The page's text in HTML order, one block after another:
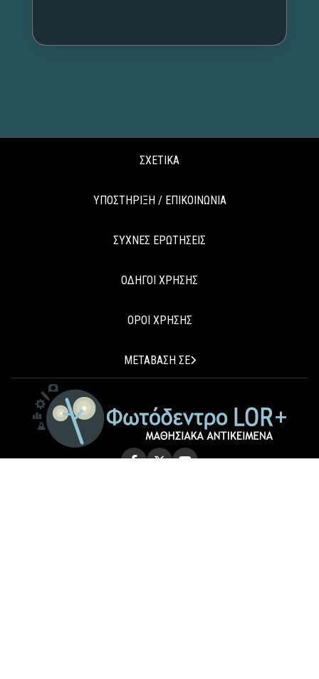
ΣΧΕΤΙΚΑ
ΥΠΟΣΤΗΡΙΞΗ / ΕΠΙΚΟΙΝΩΝΙΑ
ΣΥΧΝΕΣ ΕΡΩΤΗΣΕΙΣ
ΟΔΗΓΟΙ ΧΡΗΣΗΣ
ΟΡΟΙ ΧΡΗΣΗΣ
ΜΕΤΑΒΑΣΗ ΣΕ